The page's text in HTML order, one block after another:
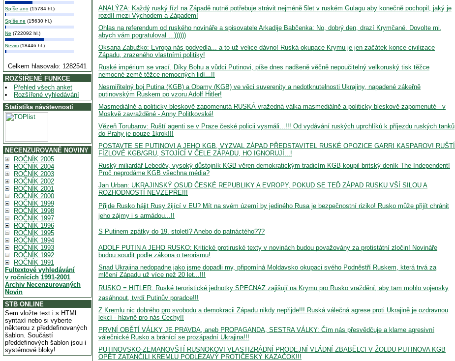
Spíše ano (15784 hl.)
Spíše ne (15630 hl.)
Ne (722092 hl.)
Nevim (18446 hl.)
Celkem hlasovalo: 1282541
ROZŠÍŘENÉ FUNKCE
Přehled všech anket
Rozšířené vyhledávání
Statistika návštevnosti
NECENZUROVANÉ NOVINY
ROČNÍK 2005
ROČNÍK 2004
ROČNÍK 2003
ROČNÍK 2002
ROČNÍK 2001
ROČNÍK 2000
ROČNÍK 1999
ROČNÍK 1998
ROČNÍK 1997
ROČNÍK 1996
ROČNÍK 1995
ROČNÍK 1994
ROČNÍK 1993
ROČNÍK 1992
ROČNÍK 1991
Fultextové vyhledávání
v ročnících 1991-2001
Archiv Necenzurovaných
Novin
STB ONLINE
Sem vložte text i s HTML
syntaxí nebo si vyberte
některou z předdefinovaných
šablon. Součástí
předdefinových šablon jsou i
systémové bloky!
ANALÝZA: Každý ruský fízl na Západě nutně potřebuje strávit nejméně 5let v ruském Gulagu aby konečně pochopil, jaký je
rozdíl mezi Východem a Západem!
Ohlas na referendum od ruského novináře a spisovatele Arkadije Babčenka: No, dobrý den, drazí Krymčané. Dovolte mi,
abych vám pogratuloval ...))))))
Oksana Zabužko: Evropa nás podvedla... a to už velice dávno! Ruská okupace Krymu je jen začátek konce civilizace
Západu, zrazeného vlastními politiky!
Ruské impérium se vrací. Díky Bohu a vůdci Putinovi, píše dnes nadšeně věčně nepoučitelný velkoruský tisk těžce
nemocné země těžce nemocných lidí...!!
Nesmiřitelný boj Putina (KGB) a Obamy (KGB) ve věci suverenity a nedotknutelnosti Ukrajiny, napadené zákeřně
putinovským Ruskem po vzoru Adolf Hitler!
Masmediálně a politicky bleskově zapomenutá RUSKÁ vražedná válka masmediálně a politicky bleskově zapomenuté - v
Moskvě zavražděné - Anny Politkovské!
Vězeň Torubarov: Ruští agenti se v Praze české policii vysmáli...!!! Od vydávání ruských uprchlíků k příjezdu ruských tanků
do Prahy je pouze 1krok!!!
POSTAVTE SE PUTINOVI A JEHO KGB, VYZVAL ZÁPAD PŘEDSTAVITEL RUSKÉ OPOZICE GARRI KASPAROV! RUŠTÍ
FÍZLOVÉ KGB/GRU, STOJÍCÍ V ČELE ZÁPADU, HO IGNORUJÍ...!
Ruský miliardář Lebeděv, vysoký důstojník KGB-věren demokratickým tradicím KGB-koupil britský deník The Independent!
Proč neprodáme KGB všechna média?
Jan Urban: UKRAJINSKÝ OSUD ČESKÉ REPUBLIKY A EVROPY, POKUD SE TEĎ ZÁPAD RUSKU VŠÍ SILOU A
ROZHODNOSTÍ NEVZEPŘE!!!
Přijde Rusko hájit Rusy žijící v EU? Mít na svém území by jediného Rusa je bezpečnostní riziko! Rusko může přijít chránit
jeho zájmy i s armádou...!!
S Putinem zpátky do 19. století? Anebo do patnáctého???
ADOLF PUTIN A JEHO RUSKO: Kritické protiruské texty v novinách budou považovány za protistátní zločin! Novináře
budou soudit podle zákona o terorismu!
Snad Ukrajina nedopadne jako jsme dopadli my, připomíná Moldavsko okupaci svého Podněstří Ruskem, která trvá za
mlčení Západu už více než 20 let...!!!
RUSKO = HITLER: Ruské teroristické jednotky SPECNAZ zajišují na Krymu pro Rusko vraždění, aby tam mohlo vojensky
zasáhnout, tvrdí Putinův poradce!!!
Z Kremlu nic dobrého pro svobodu a demokracii Západu nikdy nepřijde!!! Ruská válečná agrese proti Ukrajině je ozdravnou
lekcí - hlavně pro nás Čechy!!
PRVNÍ OBĚTÍ VÁLKY JE PRAVDA, aneb PROPAGANDA, SESTRA VÁLKY: Čím nás přesvědčuje a klame agresivní
válečnické Rusko a bránící se prozápadní Ukrajina!!!
PUTINOVSKO-ZEMANOVŠTÍ RUSNOKOVI VLASTIZRÁDNÍ PRODEJNÍ VLÁDNÍ ZBABĚLCI V ŽOLDU PUTINOVA KGB
OPĚT ZATANČILI KREMLU PODLÉZAVÝ PROTIČESKÝ KAZAČOK!!!